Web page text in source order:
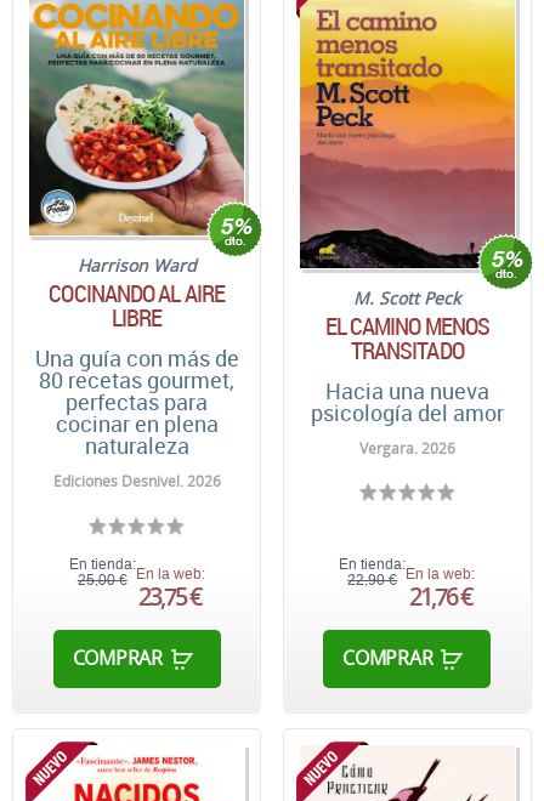
Harrison Ward
COCINANDO AL AIRE
LIBRE
Una guía con más de
80 recetas gourmet,
perfectas para
cocinar en plena
naturaleza
Ediciones Desnivel. 2026
En tienda:
25,00 € En la web:
23,75 €
COMPRAR
M. Scott Peck
EL CAMINO MENOS
TRANSITADO
Hacia una nueva
psicología del amor
Vergara. 2026
En tienda:
22,90 €
En la web:
21,76 €
COMPRAR